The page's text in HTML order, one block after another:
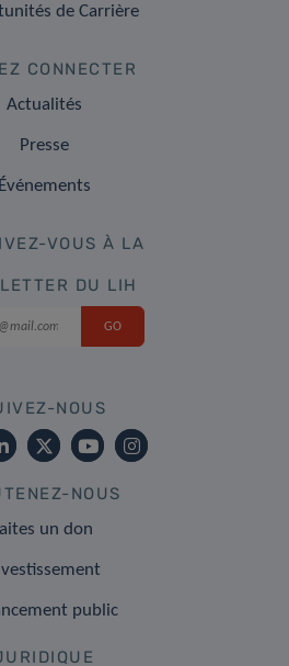
de Carrière
CONNECTER
Actualités
Presse
Événements
VOUS À LA
DU LIH
NOUS
NOUS
un don
public